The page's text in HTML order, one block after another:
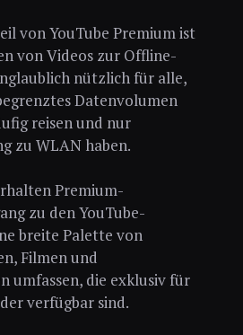
von YouTube Premium ist
von Videos zur Offline-
nützlich für alle,
Datenvolumen
reisen und nur
zu WLAN haben.
Premium-
zu den YouTube-
breite Palette von
Filmen und
umfassen, die exklusiv für
verfügbar sind.